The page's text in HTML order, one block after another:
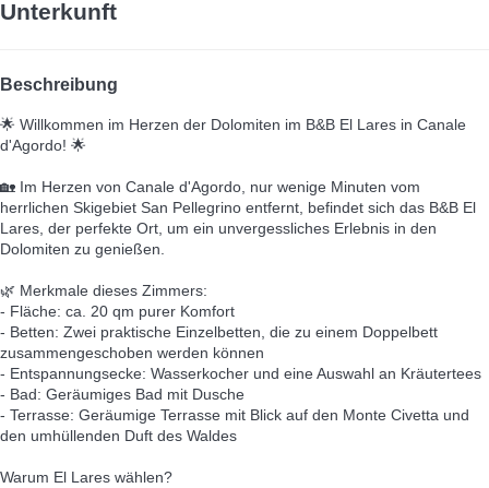
Unterkunft
Beschreibung
🌟 Willkommen im Herzen der Dolomiten im B&B El Lares in Canale
d'Agordo! 🌟
🏡 Im Herzen von Canale d'Agordo, nur wenige Minuten vom
herrlichen Skigebiet San Pellegrino entfernt, befindet sich das B&B El
Lares, der perfekte Ort, um ein unvergessliches Erlebnis in den
Dolomiten zu genießen.
🌿 Merkmale dieses Zimmers:
- Fläche: ca. 20 qm purer Komfort
- Betten: Zwei praktische Einzelbetten, die zu einem Doppelbett
zusammengeschoben werden können
- Entspannungsecke: Wasserkocher und eine Auswahl an Kräutertees
- Bad: Geräumiges Bad mit Dusche
- Terrasse: Geräumige Terrasse mit Blick auf den Monte Civetta und
den umhüllenden Duft des Waldes
Warum El Lares wählen?